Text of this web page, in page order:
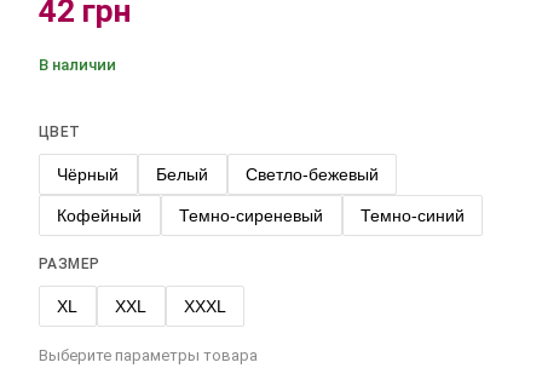
42 грн
В наличии
ЦВЕТ
Чёрный Белый Светло-бежевый
Кофейный Темно-сиреневый Темно-синий
РАЗМЕР
XL XXL XXXL
Выберите параметры товара